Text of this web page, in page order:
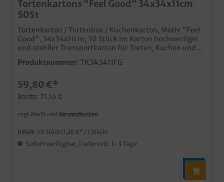
Tortenkartons "Feel Good" 34x34x11cm
50St
Tortenkarton / Tortenbox / Kuchenkarton, Motiv "Feel
Good", 34x34x11cm, 50 Stück im Karton hochwertiger
und stabiler Transportkarton für Torten, Kuchen und
Gebäck modernes und edles Neutralmotiv "Feel Good"
für den anspruchsvollen Einsatz in Kaffeehaus,
auch in Ihrem Wunschdesign bedruckbar, wenden Sie
sich einfach an unseren Kundenservice
Produktnummer: TK343411FG
59,80 €*
Brutto: 71,16 €
zzgl. MwSt und Versandkosten
Inhalt: 50 Stück (1,20 €* / 1 Stück)
Sofort verfügbar, Lieferzeit: 1-3 Tage